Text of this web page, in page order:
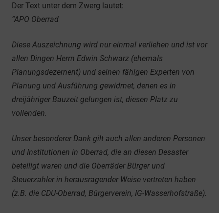
Der Text unter dem Zwerg lautet:
“APO Oberrad
Diese Auszeichnung wird nur einmal verliehen und ist vor
allen Dingen Herrn Edwin Schwarz (ehemals
Planungsdezernent) und seinen fähigen Experten von
Planung und Ausführung gewidmet, denen es in
dreijähriger Bauzeit gelungen ist, diesen Platz zu
vollenden.
Unser besonderer Dank gilt auch allen anderen Personen
und Institutionen in Oberrad, die an diesen Desaster
beteiligt waren und die Oberräder Bürger und
Steuerzahler in herausragender Weise vertreten haben
(z.B. die CDU-Oberrad, Bürgerverein, IG-Wasserhofstraße).